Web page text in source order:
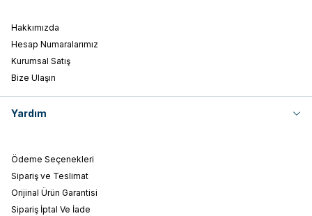
Hakkımızda
Hesap Numaralarımız
Kurumsal Satış
Bize Ulaşın
Yardım
Ödeme Seçenekleri
Sipariş ve Teslimat
Orijinal Ürün Garantisi
Sipariş İptal Ve İade